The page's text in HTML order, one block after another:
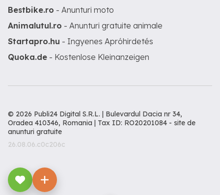
Bestbike.ro - Anunturi moto
Animalutul.ro - Anunturi gratuite animale
Startapro.hu - Ingyenes Apróhirdetés
Quoka.de - Kostenlose Kleinanzeigen
© 2026 Publi24 Digital S.R.L. | Bulevardul Dacia nr 34,
Oradea 410346, Romania | Tax ID: RO20201084 - site de
anunturi gratuite
26.08.06.c0c206c